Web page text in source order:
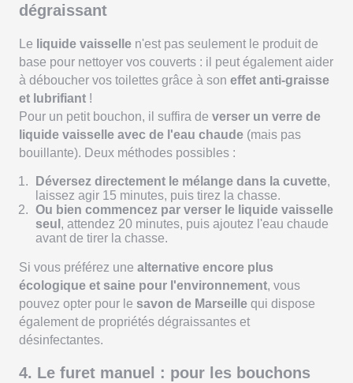
dégraissant
Le liquide vaisselle n'est pas seulement le produit de
base pour nettoyer vos couverts : il peut également aider
à déboucher vos toilettes grâce à son effet anti-graisse
et lubrifiant !
Pour un petit bouchon, il suffira de verser un verre de
liquide vaisselle avec de l'eau chaude (mais pas
bouillante). Deux méthodes possibles :
Déversez directement le mélange dans la cuvette,
laissez agir 15 minutes, puis tirez la chasse.
Ou bien commencez par verser le liquide vaisselle
seul , attendez 20 minutes, puis ajoutez l'eau chaude
avant de tirer la chasse.
Si vous préférez une alternative encore plus
écologique et saine pour l'environnement, vous
pouvez opter pour le savon de Marseille qui dispose
également de propriétés dégraissantes et
désinfectantes.
4. Le furet manuel : pour les bouchons